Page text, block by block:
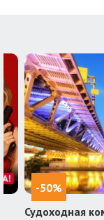
мезотерапия,
пигментных пятен;
• Остеопатия;
• Массаж;
• Эстетическое
криотерапия,
• Перманентный
• Аппаратные
массаж,
-50%
Судоходная